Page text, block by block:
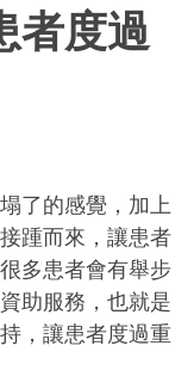
者度過
了的感覺，加上
踵而來，讓患者
多患者會有舉步
助服務，也就是
，讓患者度過重